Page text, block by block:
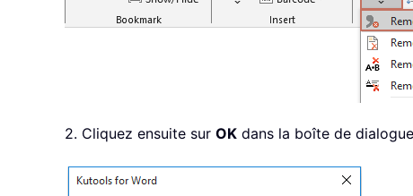
2. Cliquez ensuite sur OK dans la boîte de